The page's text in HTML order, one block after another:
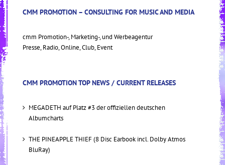
CMM PROMOTION – CONSULTING FOR MUSIC AND MEDIA
cmm Promotion-, Marketing-, und Werbeagentur
Presse, Radio, Online, Club, Event
CMM PROMOTION TOP NEWS / CURRENT RELEASES
MEGADETH auf Platz #3 der offiziellen deutschen
Albumcharts
THE PINEAPPLE THIEF (8 Disc Earbook incl. Dolby Atmos
BluRay)